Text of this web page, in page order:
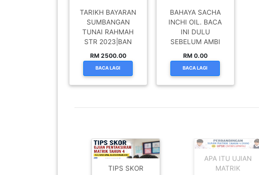
TARIKH BAYARAN
SUMBANGAN
TUNAI RAHMAH
STR 2023|BAN
RM 2500.00
BACA LAGI
BAHAYA SACHA
INCHI OIL. BACA
INI DULU
SEBELUM AMBI
RM 0.00
BACA LAGI
TIPS SKOR
APA ITU UJIAN
MATRIK